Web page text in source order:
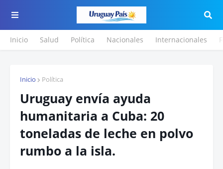
Inicio Salud Política Nacionales Internacionales
Inicio Política
Uruguay envía ayuda
humanitaria a Cuba: 20
toneladas de leche en polvo
rumbo a la isla.